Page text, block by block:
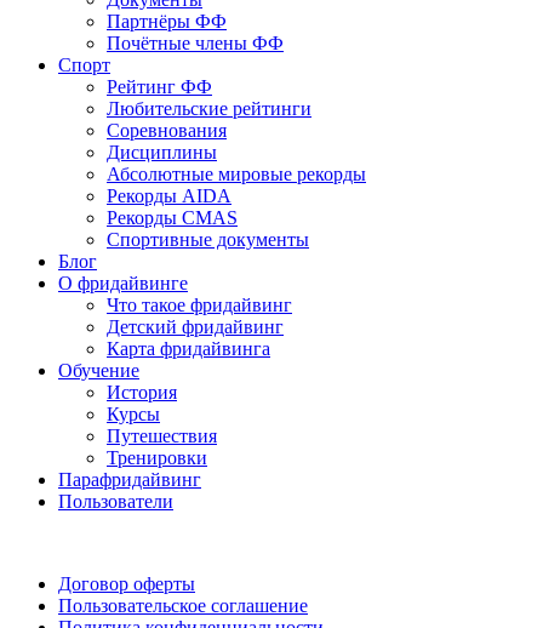
Партнёры ФФ
Почётные члены ФФ
Спорт
Рейтинг ФФ
Любительские рейтинги
Соревнования
Дисциплины
Абсолютные мировые рекорды
Рекорды AIDA
Рекорды CMAS
Спортивные документы
Блог
О фридайвинге
Что такое фридайвинг
Детский фридайвинг
Карта фридайвинга
Обучение
История
Курсы
Путешествия
Тренировки
Парафридайвинг
Пользователи
Договор оферты
Пользовательское соглашение